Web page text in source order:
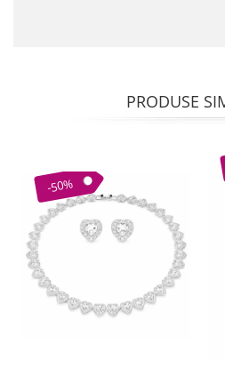
PRODUSE
-50%